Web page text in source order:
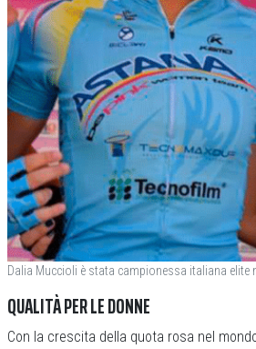
Dalia Muccioli è stata campionessa italiana elite
QUALITÀ PER LE DONNE
Con la crescita della quota rosa nel